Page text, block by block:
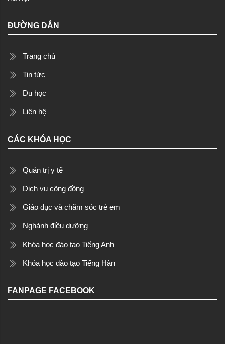
ĐƯỜNG DẪN
Trang chủ
Tin tức
Du học
Liên hệ
CÁC KHÓA HỌC
Quản trị y tế
Dịch vụ cộng đồng
Giáo dục và chăm sóc trẻ em
Nghành điều dưỡng
Khóa học đào tạo Tiếng Anh
Khóa học đào tạo Tiếng Hàn
FANPAGE FACEBOOK